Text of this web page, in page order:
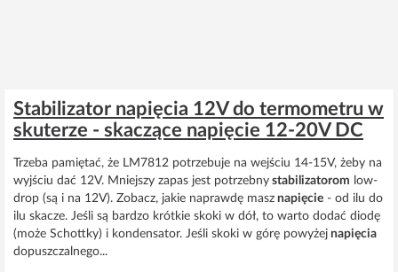
Stabilizator napięcia 12V do termometru w
skuterze - skaczące napięcie 12-20V DC
Trzeba pamiętać, że LM7812 potrzebuje na wejściu 14-15V, żeby na
wyjściu dać 12V. Mniejszy zapas jest potrzebny stabilizatorom low-
drop (są i na 12V). Zobacz, jakie naprawdę masz napięcie - od ilu do
ilu skacze. Jeśli są bardzo krótkie skoki w dół, to warto dodać diodę
(może Schottky) i kondensator. Jeśli skoki w górę powyżej napięcia
dopuszczalnego...